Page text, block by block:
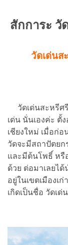
สักการะ วั
วัดเด่นส
วัดเด่นสะหรีศ
เด่น นั่นเองค่ะ ตั้
เชียงใหม่ เมื่อก่
วัดจะมีสถาปัตย
และมีต้นโพธิ์ หรื
ด้วย ต่อมาเลยไ
อยู่ในเขตเมืองเ
เกิดเป็นชื่อ วัดเ